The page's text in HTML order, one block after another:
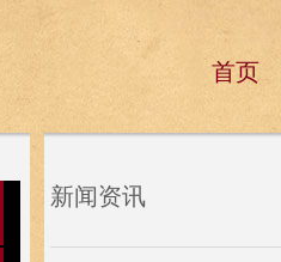
首页
新闻资讯